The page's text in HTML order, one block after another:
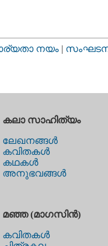
നയം |
കലാ സാഹിത്യം
ലേഖനങ്ങള്‍
കവിതകള്‍
കഥകള്‍
അനുഭവങ്ങള്‍
മഞ്ഞ (മാഗസിന്‍)
കവിതകള്‍